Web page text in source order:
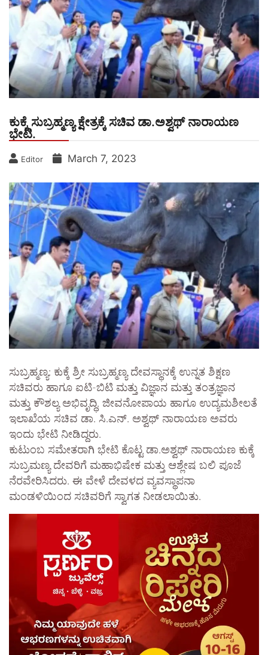
ಕುಕ್ಕೆ ಸುಬ್ರಹ್ಮಣ್ಯ ಕ್ಷೇತ್ರಕ್ಕೆ ಸಚಿವ ಡಾ‌.ಅಶ್ವಥ್ ನಾರಾಯಣ
ಭೇಟಿ.
Editor March 7, 2023
ಸುಬ್ರಹ್ಮಣ್ಯ: ಕುಕ್ಕೆ ಶ್ರೀ ಸುಬ್ರಹ್ಮಣ್ಯ ದೇವಸ್ಥಾನಕ್ಕೆ ಉನ್ನತ ಶಿಕ್ಷಣ
ಸಚಿವರು ಹಾಗೂ ಐಟಿ-ಬಿಟಿ ಮತ್ತು ವಿಜ್ಞಾನ ಮತ್ತು ತಂತ್ರಜ್ಞಾನ
ಮತ್ತು ಕೌಶಲ್ಯ ಅಭಿವೃದ್ಧಿ, ಜೀವನೋಪಾಯ ಹಾಗೂ ಉದ್ಯಮಶೀಲತೆ
ಇಲಾಖೆಯ ಸಚಿವ ಡಾ. ಸಿ.ಎನ್. ಅಶ್ವಥ್ ನಾರಾಯಣ ಅವರು
ಇಂದು ಭೇಟಿ ನೀಡಿದ್ದರು.
ಕುಟುಂಬ ಸಮೇತರಾಗಿ ಭೇಟಿ ಕೊಟ್ಟ ಡಾ.ಅಶ್ವಥ್ ನಾರಾಯಣ ಕುಕ್ಕೆ
ಸುಬ್ರಮಣ್ಯ ದೇವರಿಗೆ ಮಹಾಭಿಷೇಕ ಮತ್ತು ಆಶ್ಲೇಷ ಬಲಿ ಪೂಜೆ
ನೆರವೇರಿಸಿದರು. ಈ ವೇಳೆ ದೇವಳದ ವ್ಯವಸ್ಥಾಪನಾ
ಮಂಡಳಿಯಿಂದ ಸಚಿವರಿಗೆ ಸ್ವಾಗತ ನೀಡಲಾಯಿತು.